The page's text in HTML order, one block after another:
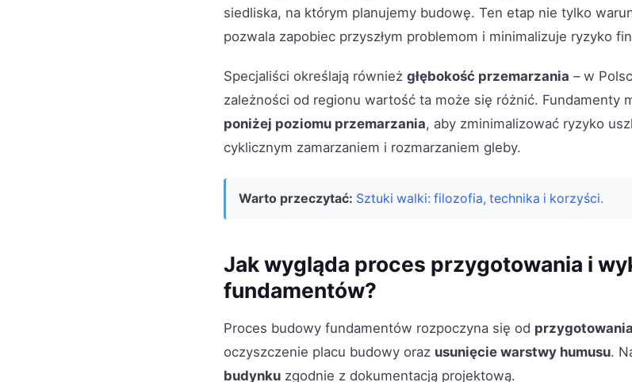
siedliska, na którym planujemy budowę. Ten etap nie tylko
pozwala zapobiec przyszłym problemom i minimalizuje ryzyko
Specjaliści określają również głębokość przemarzania – w
zależności od regionu wartość ta może się różnić. Fundamenty
poniżej poziomu przemarzania, aby zminimalizować ryzyko
cyklicznym zamarzaniem i rozmarzaniem gleby.
Warto przeczytać: Sztuki walki: filozofia, technika i korzyści.
Jak wygląda proces przygotowania i
fundamentów?
Proces budowy fundamentów rozpoczyna się od
oczyszczenie placu budowy oraz usunięcie warstwy humusu.
budynku zgodnie z dokumentacją projektową.